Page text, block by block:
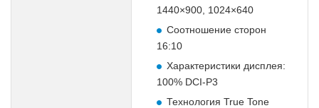
1440×900, 1024×640
Соотношение сторон
16:10
Характеристики дисплея:
100% DCI-P3
Технология True Tone